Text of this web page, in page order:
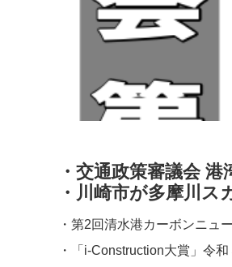
・交通政策審議会​​
・川崎市が多摩川ス
・第2回清水港カーボンニュ
・「i-Construction大賞」令